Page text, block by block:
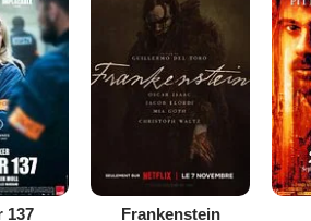
137 Frankenstein